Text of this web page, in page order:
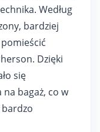
Według
bardziej
Dzięki
się
bagaż, co w
bardzo